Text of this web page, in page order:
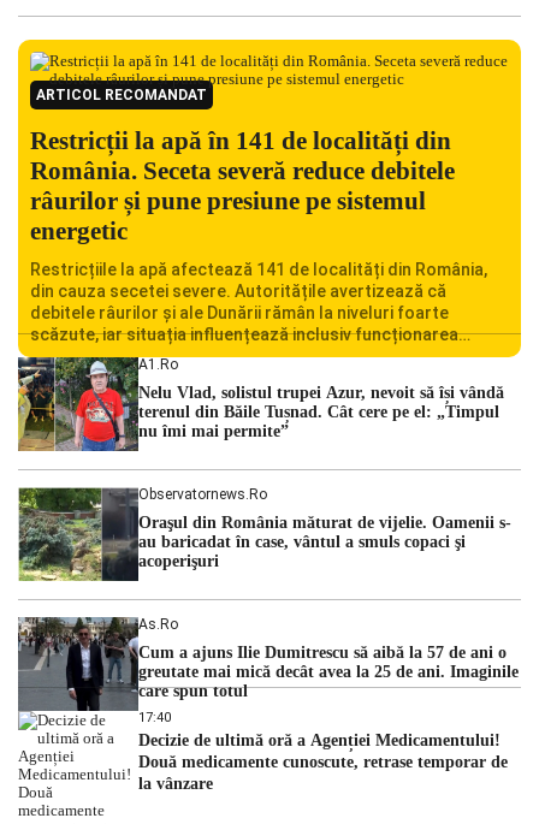
ARTICOL RECOMANDAT
Restricții la apă în 141 de localități din
România. Seceta severă reduce debitele
râurilor și pune presiune pe sistemul
energetic
Restricțiile la apă afectează 141 de localități din România,
din cauza secetei severe. Autoritățile avertizează că
debitele râurilor și ale Dunării rămân la niveluri foarte
scăzute, iar situația influențează inclusiv funcționarea
Centralei Nucleare de la Cernavodă. România se confruntă
cu una dintre cele mai dificile perioade din punct de vedere
hidrologic din ultimii ani. Lipsa […]
A1.ro
Nelu Vlad, solistul trupei Azur, nevoit să își vândă
terenul din Băile Tușnad. Cât cere pe el: „Timpul
nu îmi mai permite”
Observatornews.ro
Oraşul din România măturat de vijelie. Oamenii s-
au baricadat în case, vântul a smuls copaci şi
acoperişuri
As.ro
Cum a ajuns Ilie Dumitrescu să aibă la 57 de ani o
greutate mai mică decât avea la 25 de ani. Imaginile
care spun totul
17:40
Decizie de ultimă oră a Agenției Medicamentului!
Două medicamente cunoscute, retrase temporar de
la vânzare